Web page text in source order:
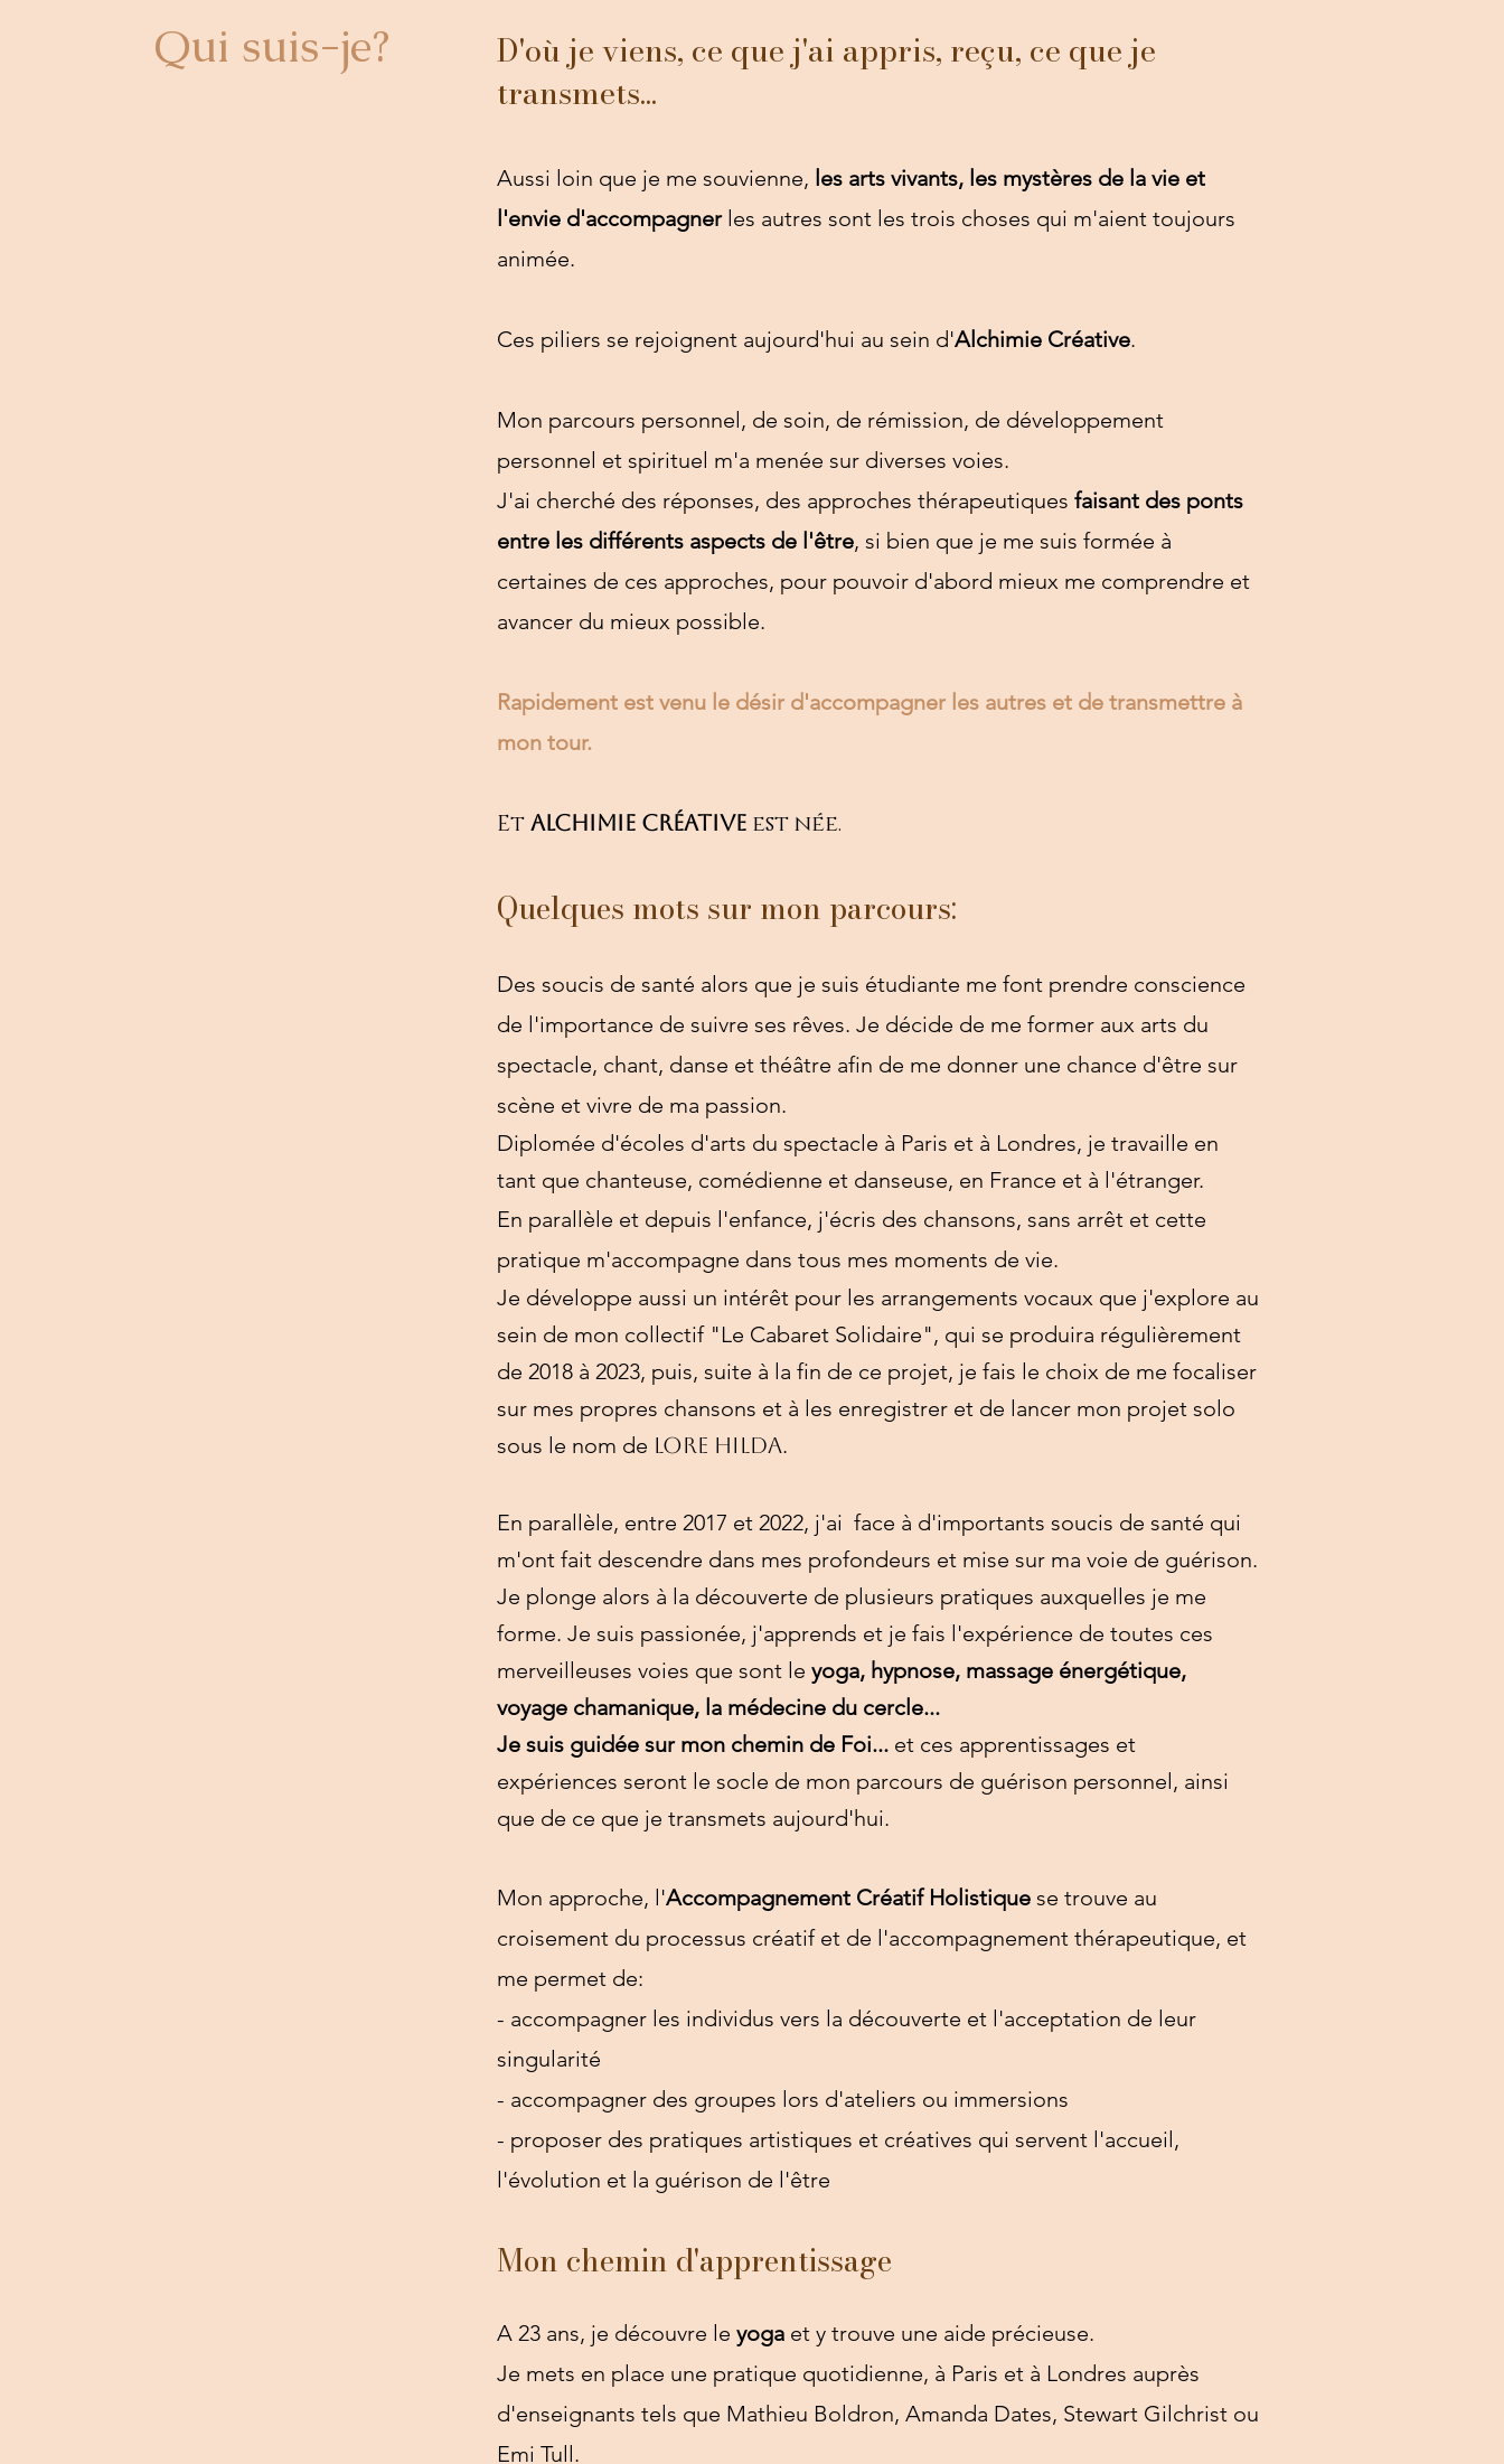
Qui suis-je?
D'où je viens, ce que j'ai appris, reçu, ce que je
transmets...
Aussi loin que je me souvienne, les arts vivants, les mystères de la vie et
l'envie d'accompagnerles autres sont les trois choses qui m'aient toujours
animée.
Ces piliers se rejoignent aujourd'hui au sein d'Alchimie Créative.
Mon parcours personnel, de soin, de rémission, de développement
personnel et spirituel m'a menée sur diverses voies.
J'ai cherché des réponses, des approches thérapeutiques faisant des ponts
entre les différents aspectsde l'être, si bien que je me suis formée à
certaines de ces approches, pour pouvoir d'abord mieux me comprendre et
avancer du mieux possible.
Rapidement est venu le désir d'accompagner les autres et de transmettre à
mon tour.
Et Alchimie Créative est née.
Quelques mots sur mon parcours:
Des soucis de santé alors que je suis étudiante me font prendre conscience
de l'importance de suivre ses rêves. Je décide de me former aux arts du
spectacle, chant, danse et théâtre afin de me donner une chance d'être sur
scène et vivre de ma passion.
Diplomée d'écoles d'arts du spectacle à Paris et à Londres, je travaille en
tant que chanteuse, comédienne et danseuse, en France et à l'étranger.
En parallèle et depuis l'enfance, j'écris des chansons, sans arrêt et cette
pratique m'accompagne dans tous mes moments de vie.
Je développe aussi un intérêt pour les arrangements vocaux que j'explore au
sein de mon collectif "Le Cabaret Solidaire", qui se produira régulièrement
de 2018 à 2023, puis, suite à la fin de ce projet, je fais le choix de me focaliser
sur mes propres chansons et à les enregistrer et de lancer mon projet solo
sous le nom de Lore Hilda.
En parallèle, entre 2017 et 2022, j'ai face à d'importants soucis de santé qui
m'ont fait descendre dans mes profondeurs et mise sur ma voie de guérison.
Je plonge alors à la découverte de plusieurs pratiques auxquelles je me
forme. Je suis passionée, j'apprends et je fais l'expérience de toutes ces
merveilleuses voies que sont le yoga, hypnose, massage énergétique,
voyage chamanique, la médecine du cercle...
Je suis guidée sur mon chemin de Foi... et ces apprentissages et
expériences seront le socle de mon parcours de guérison personnel, ainsi
que de ce que je transmets aujourd'hui.
Mon approche, l'Accompagnement Créatif Holistique se trouve au
croisement du processus créatif et de l'accompagnement thérapeutique, et
me permet de:
- accompagner les individus vers la découverte et l'acceptation de leur
singularité
- accompagner des groupes lors d'ateliers ou immersions
- proposer des pratiques artistiques et créatives qui servent l'accueil,
l'évolution et la guérison de l'être
Mon chemin d'apprentissage
A 23 ans, je découvre le yogaet y trouve une aide précieuse.
Je mets en place une pratique quotidienne, à Paris et à Londres auprès
d'enseignants tels que Mathieu Boldron, Amanda Dates, Stewart Gilchrist ou
Emi Tull.